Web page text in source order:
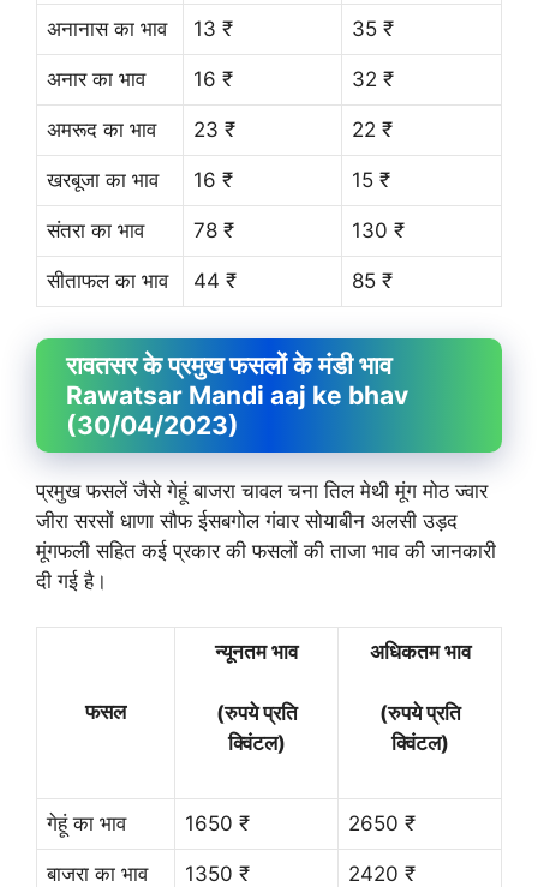
अनानास का भाव 13 ₹ 35 ₹
अनार का भाव 16 ₹ 32 ₹
अमरूद का भाव 23 ₹ 22 ₹
खरबूजा का भाव 16 ₹ 15 ₹
संतरा का भाव 78 ₹ 130 ₹
सीताफल का भाव 44 ₹ 85 ₹
रावतसर के प्रमुख फसलों के मंडी भाव
Rawatsar Mandi aaj ke bhav
(30/04/2023)
प्रमुख फसलें जैसे गेहूं बाजरा चावल चना तिल मेथी मूंग मोठ ज्वार
जीरा सरसों धाणा सौफ ईसबगोल गंवार सोयाबीन अलसी उड़द
मूंगफली सहित कई प्रकार की फसलों की ताजा भाव की जानकारी
दी गई है।
फसल
न्यूनतम भाव
(रुपये प्रति
क्विंटल)
अधिकतम भाव
(रुपये प्रति
क्विंटल)
गेहूं का भाव 1650 ₹ 2650 ₹
बाजरा का भाव 1350 ₹ 2420 ₹